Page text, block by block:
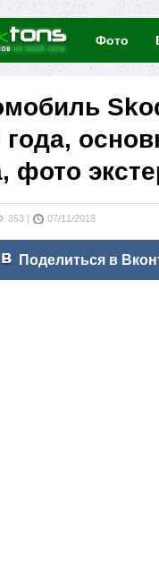
Фото
года,
фото
353 | 07/11/2018
Поделиться в